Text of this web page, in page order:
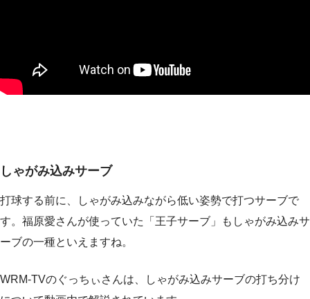
しゃがみ込みサーブ
打球する前に、しゃがみ込みながら低い姿勢で打つサーブで
す。福原愛さんが使っていた「王子サーブ」もしゃがみ込みサ
ーブの一種といえますね。
WRM-TVのぐっちぃさんは、しゃがみ込みサーブの打ち分け